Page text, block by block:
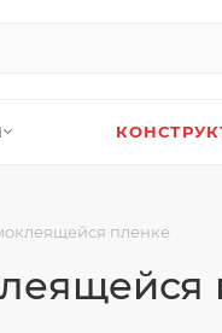
пленке